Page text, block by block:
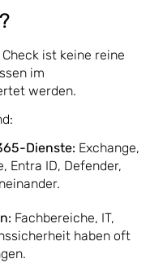
ist keine reine
im
werden.
Dienste: Exchange,
Entra ID, Defender,
Fachbereiche, IT,
haben oft